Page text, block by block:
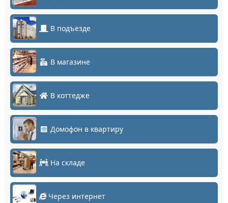
В подъезде
В магазине
В коттедже
Домофон в квартиру
На складе
Через интернет